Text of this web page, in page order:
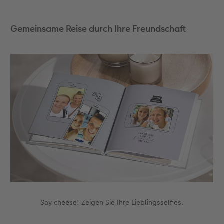
Fotobuch für Anfänger
Erste Schritte
Fotobuch erstellen
Neuheiten
Ideen zur Wandgestaltung
CEWE myPhotos
Neuheiten
Extras
CEWE myPhotos
Fotos digitalisieren
Neuheiten
Extras
Sofortfotocollagen
Mehrteilige Sofortfotos
Retro Minis
Foto-Geschenkbox
CEWE Geschenkgutschein
Neuheiten
CEWE myPhotos
Weitere Anlässe
CEWE myPhotos
Neuheiten
Inspiration
Neuheiten
Neuheiten
Extras
CEWE myPhotos
Fototipps
Fotowettbewerbe
CEWE Magazin
Neuheiten
Gemeinsame Reise durch Ihre Freundschaft
Say cheese! Zeigen Sie Ihre Lieblingsselfies.